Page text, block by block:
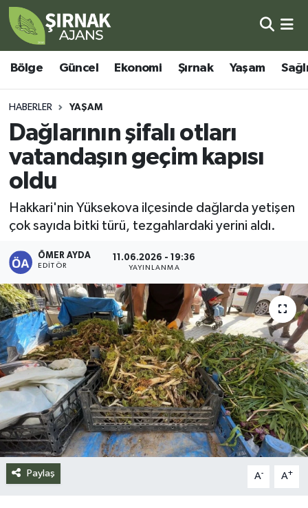
Bölge Güncel Ekonomi Şırnak Yaşam
HABERLER YAŞAM
Dağlarının şifalı otları
vatandaşın geçim kapısı
oldu
Hakkari'nin Yüksekova ilçesinde dağlarda yetişen
çok sayıda bitki türü, tezgahlardaki yerini aldı.
ÖMER AYDA
EDITÖR
11.06.2026 - 19:36
YAYINLANMA
Paylaş A- A+
Bölge
Güncel
Ekonomi
Şırnak
Yaşam
Sağlık
Eğitim
Kültür - Sanat
Siyaset
Spor
Teknoloji
Yazarlar
Şırnak Nöbetçi Eczaneler
Şırnak Hava Durumu
Şirnak Namaz Vakitleri
Şırnak Trafik Yoğunluk Haritası
Süper Lig Puan Durumu ve Fikstür
Tüm Manşetler
Son Dakika Haberleri
Haber Arşivi